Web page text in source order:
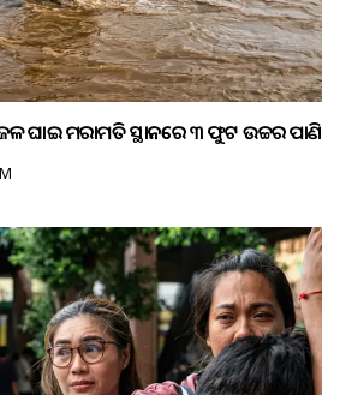
ଘାଇ ମରାମତି ସ୍ଥାନରେ ୩ ଫୁଟ ଉଚ୍ଚର ପାଣି